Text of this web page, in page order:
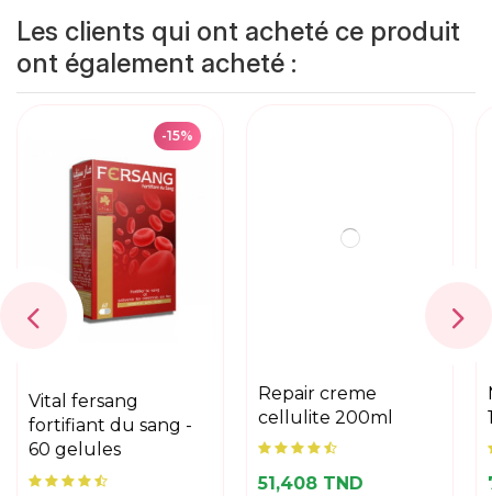
Les clients qui ont acheté ce produit
ont également acheté :
repair creme
cellulite 200ml
51,408 TND
masnutra gluta light
14 sticks
74,446 TND